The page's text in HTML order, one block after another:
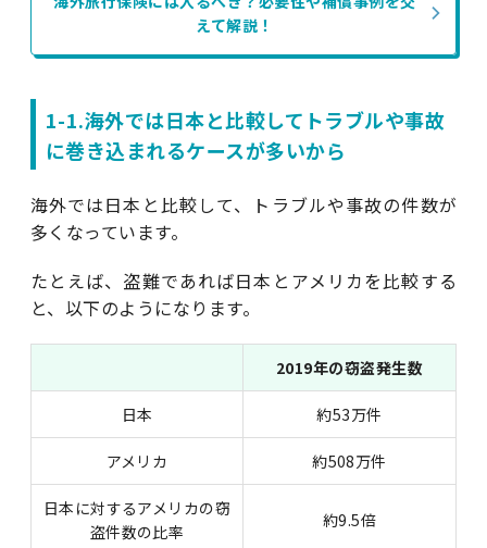
えて解説！
1-1.海外では日本と比較してトラブルや事故
に巻き込まれるケースが多いから
海外では日本と比較して、トラブルや事故の件数が
多くなっています。
たとえば、盗難であれば日本とアメリカを比較する
と、以下のようになります。
2019年の窃盗発生数
日本 約53万件
アメリカ 約508万件
日本に対するアメリカの窃
盗件数の比率
約9.5倍